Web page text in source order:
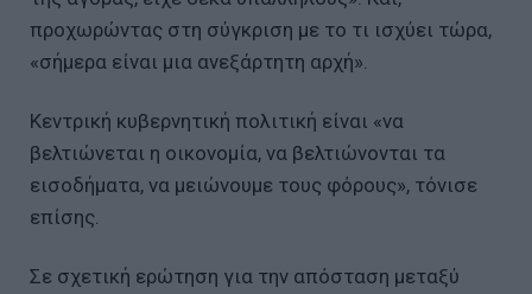
προχωρώντας στη σύγκριση με το τι ισχύει τώρα,
«σήμερα είναι μια ανεξάρτητη αρχή».
Κεντρική κυβερνητική πολιτική είναι «να
βελτιώνεται η οικονομία, να βελτιώνονται τα
εισοδήματα, να μειώνουμε τους φόρους», τόνισε
επίσης.
Σε σχετική ερώτηση για την απόσταση μεταξύ